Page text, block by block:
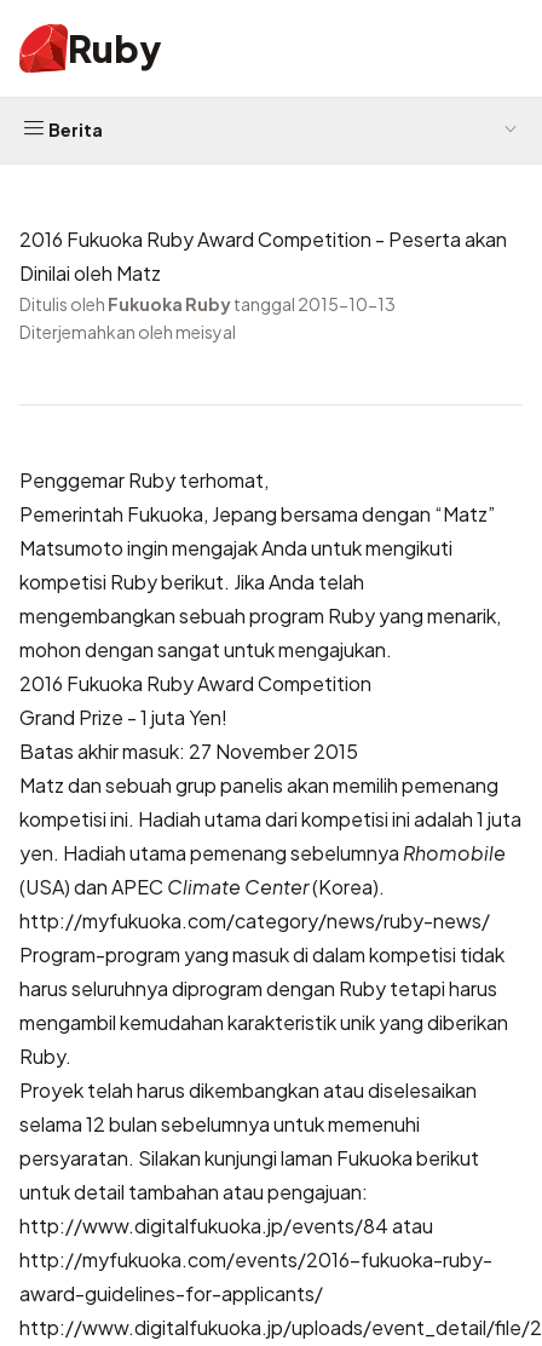
Ruby
Berita
2016 Fukuoka Ruby Award Competition - Peserta akan
Dinilai oleh Matz
Ditulis oleh Fukuoka Rubytanggal 2015-10-13
Diterjemahkan oleh meisyal
Penggemar Ruby terhomat,
Pemerintah Fukuoka, Jepang bersama dengan “Matz”
Matsumoto ingin mengajak Anda untuk mengikuti
kompetisi Ruby berikut. Jika Anda telah
mengembangkan sebuah program Ruby yang menarik,
mohon dengan sangat untuk mengajukan.
2016 Fukuoka Ruby Award Competition
Grand Prize - 1 juta Yen!
Batas akhir masuk: 27 November 2015
Matz dan sebuah grup panelis akan memilih pemenang
kompetisi ini. Hadiah utama dari kompetisi ini adalah 1 juta
yen. Hadiah utama pemenang sebelumnya Rhomobile
(USA) dan APECClimate Center(Korea).
http://myfukuoka.com/category/news/ruby-news/
Program-program yang masuk di dalam kompetisi tidak
harus seluruhnya diprogram dengan Ruby tetapi harus
mengambil kemudahan karakteristik unik yang diberikan
Ruby.
Proyek telah harus dikembangkan atau diselesaikan
selama 12 bulan sebelumnya untuk memenuhi
persyaratan. Silakan kunjungi laman Fukuoka berikut
untuk detail tambahan atau pengajuan:
http://www.digitalfukuoka.jp/events/84atau
http://myfukuoka.com/events/2016-fukuoka-ruby-
award-guidelines-for-applicants/
http://www.digitalfukuoka.jp/uploads/event_detail/file/